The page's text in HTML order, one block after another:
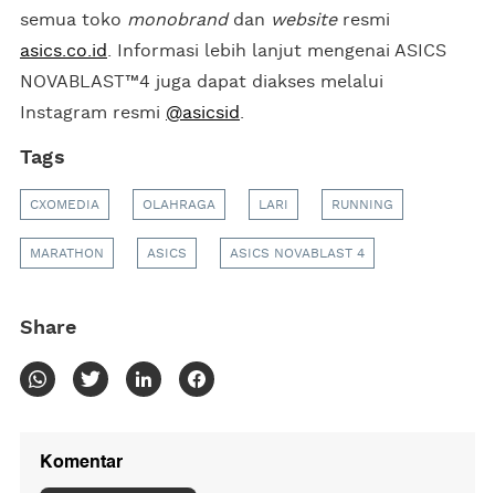
semua toko monobranddan websiteresmi
asics.co.id. Informasi lebih lanjut mengenai ASICS
NOVABLAST™4 juga dapat diakses melalui
Instagram resmi @asicsid.
Tags
CXOMEDIA OLAHRAGA LARI RUNNING
MARATHON ASICS ASICS NOVABLAST 4
Share